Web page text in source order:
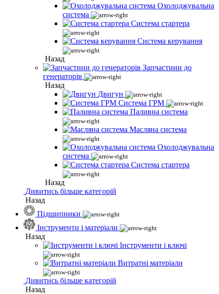
Охолоджувальна
система
Система стартера
Система керування
Назад
Запчастини до
генераторів
Назад
Двигун
Система ГРМ
Паливна система
Масляна система
Охолоджувальна
система
Система стартера
Назад
Дивитись більше категорій
Назад
Підшипники
Інструменти і матеріали
Назад
Інструменти і ключі
Витратні матеріали
Дивитись більше категорій
Назад